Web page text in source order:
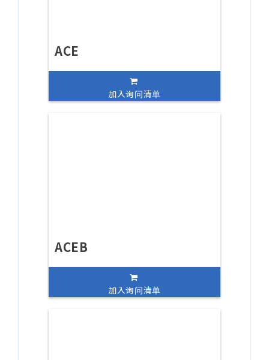
ACE
加入询问清单
ACEB
加入询问清单